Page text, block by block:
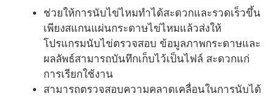
ช่วยให้การนับไข่ไหมทำได้สะดวกและรวดเร็วขึ้น
เพียงสแกนแผ่นกระดาษไข่ไหมแล้วส่งให้
โปรแกรมนับไข่ตรวจสอบ ข้อมูลภาพกระดาษและ
ผลลัพธ์สามารถบันทึกเก็บไว้เป็นไฟล์ สะดวกแก่
การเรียกใช้งาน
สามารถตรวจสอบความคลาดเคลื่อนในการนับได้